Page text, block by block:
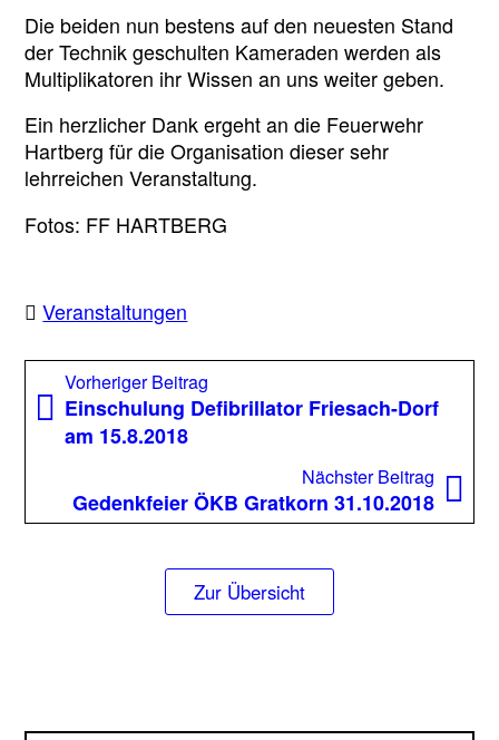
Die beiden nun bestens auf den neuesten Stand
der Technik geschulten Kameraden werden als
Multiplikatoren ihr Wissen an uns weiter geben.
Ein herzlicher Dank ergeht an die Feuerwehr
Hartberg für die Organisation dieser sehr
lehrreichen Veranstaltung.
Fotos: FF HARTBERG
Veranstaltungen
Beitragsnavigation
Vorheriger Beitrag
Beitrag:
Einschulung Defibrillator Friesach-Dorf
am 15.8.2018
Nächster Beitrag
Gedenkfeier ÖKB Gratkorn 31.10.2018
Zur Übersicht